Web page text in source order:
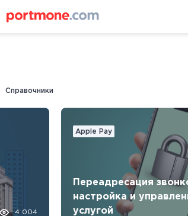
Справочники
4 004
Apple Pay
Переадресация
настройка и
услугой